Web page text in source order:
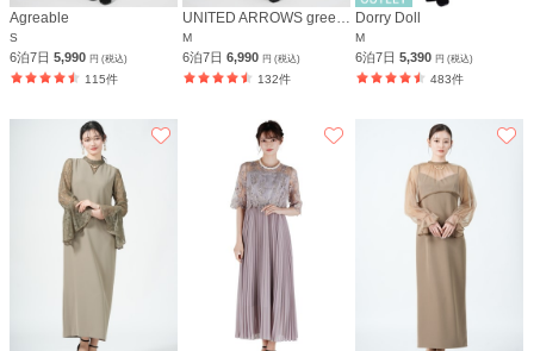
Agreable
S
6泊7日 5,990 円 (税込)
115件
UNITED ARROWS green label relaxing
M
6泊7日6,990円 (税込)
132件
Dorry Doll
M
6泊7日5,390円 (税込)
483件